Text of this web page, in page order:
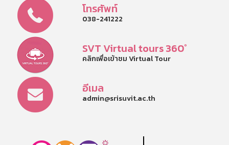
โทรศัพท์
038-241222
SVT Virtual tours 360°
คลิกเพื่อเข้าชม Virtual Tour
อีเมล
admin@srisuvit.ac.th